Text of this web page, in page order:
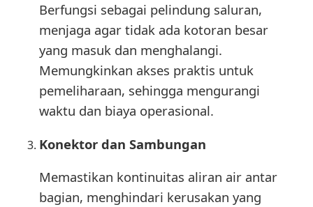
Berfungsi sebagai pelindung saluran,
menjaga agar tidak ada kotoran besar
yang masuk dan menghalangi.
Memungkinkan akses praktis untuk
pemeliharaan, sehingga mengurangi
waktu dan biaya operasional.
Konektor dan Sambungan
Memastikan kontinuitas aliran air antar
bagian, menghindari kerusakan yang